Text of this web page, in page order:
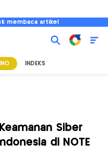
membaca artikel
INDEKS
Siber
di NOTE